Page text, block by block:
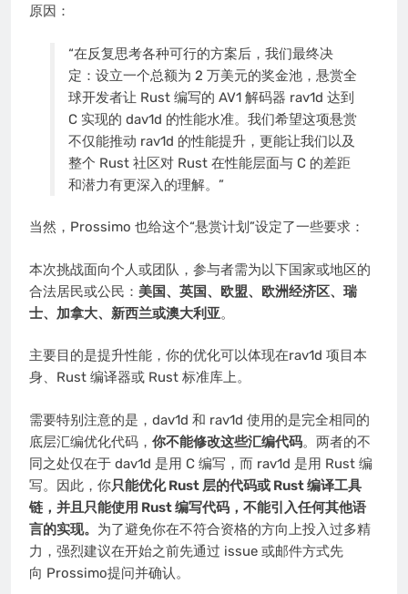
原因：
“在反复思考各种可行的方案后，我们最终决
定：设立一个总额为 2 万美元的奖金池，悬赏全
球开发者让 Rust 编写的 AV1 解码器 rav1d 达到
C 实现的 dav1d 的性能水准。我们希望这项悬赏
不仅能推动 rav1d 的性能提升，更能让我们以及
整个 Rust 社区对 Rust 在性能层面与 C 的差距
和潜力有更深入的理解。”
当然，Prossimo 也给这个“悬赏计划”设定了一些要求：
本次挑战面向个人或团队，参与者需为以下国家或地区的
合法居民或公民： 美国、英国、欧盟、欧洲经济区、瑞
士、加拿大、新西兰或澳大利亚。
主要目的是提升性能，你的优化可以体现在rav1d 项目本
身、Rust 编译器或 Rust 标准库上。
需要特别注意的是，dav1d 和 rav1d 使用的是完全相同的
底层汇编优化代码， 你不能修改这些汇编代码。两者的不
同之处仅在于 dav1d 是用 C 编写，而 rav1d 是用 Rust 编
写。因此，你只能优化 Rust 层的代码或 Rust 编译工具
链，并且只能使用 Rust 编写代码，不能引入任何其他语
言的实现。 为了避免你在不符合资格的方向上投入过多精
力，强烈建议在开始之前先通过 issue 或邮件方式先
向 Prossimo提问并确认。